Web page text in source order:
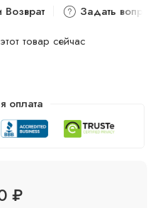
Возврат
Задать
товар сейчас
оплата
₽